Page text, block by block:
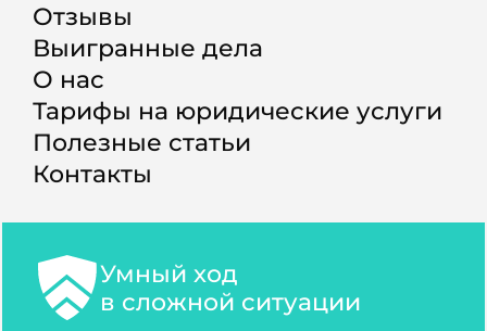
Отзывы
Выигранные дела
О нас
Тарифы на юридические услуги
Полезные статьи
Контакты
Умный ход
в сложной ситуации